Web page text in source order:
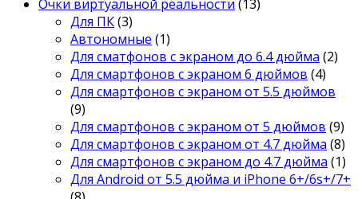
Очки виртуальной реальности (13)
Для ПК(3)
Автономные (1)
Для сматфонов с экраном до 6.4 дюйма (2)
Для смартфонов с экраном 6 дюймов (4)
Для смартфонов с экраном от 5.5 дюймов
(9)
Для смартфонов с экраном от 5 дюймов (9)
Для смартфонов с экраном от 4.7 дюйма (8)
Для смартфонов с экраном до 4.7 дюйма (1)
Для Android от 5.5 дюйма и iPhone 6+/6s+/7+